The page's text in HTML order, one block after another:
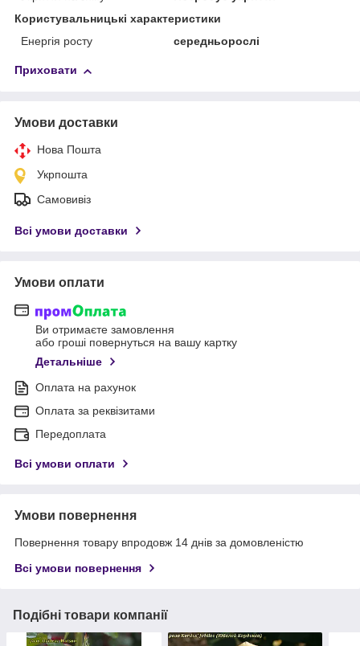
Користувальницькі характеристики
Енергія росту
середньорослі
Приховати
Умови доставки
Нова Пошта
Укрпошта
Самовивіз
Всі умови доставки
Умови оплати
Ви отримаєте замовлення
або гроші повернуться на вашу картку
Детальніше
Оплата на рахунок
Оплата за реквізитами
Передоплата
Всі умови оплати
Умови повернення
Повернення товару впродовж 14 днів за домовленістю
Всі умови повернення
Подібні товари компанії